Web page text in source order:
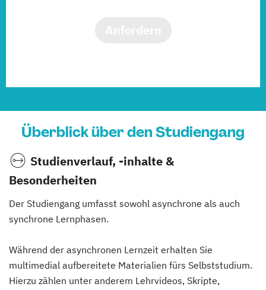
Überblick über den Studiengang
Studienverlauf, -inhalte &
Besonderheiten
Der Studiengang umfasst sowohl asynchrone als auch
synchrone Lernphasen.
Während der asynchronen Lernzeit erhalten Sie
multimedial aufbereitete Materialien fürs Selbststudium.
Hierzu zählen unter anderem Lehrvideos, Skripte,